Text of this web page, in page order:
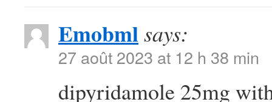
Emobmlsays:
27 août 2023 at 12 h 38 min
dipyridamole 25mg